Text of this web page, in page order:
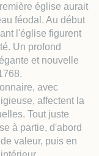
église aurait
féodal. Au début
l'église figurent
Un profond
et nouvelle
avec
affectent la
Tout juste
à partie, d'abord
valeur, puis en